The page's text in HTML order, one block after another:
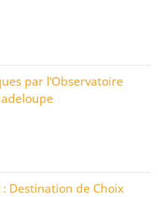
par l’Observatoire
Destination de Choix